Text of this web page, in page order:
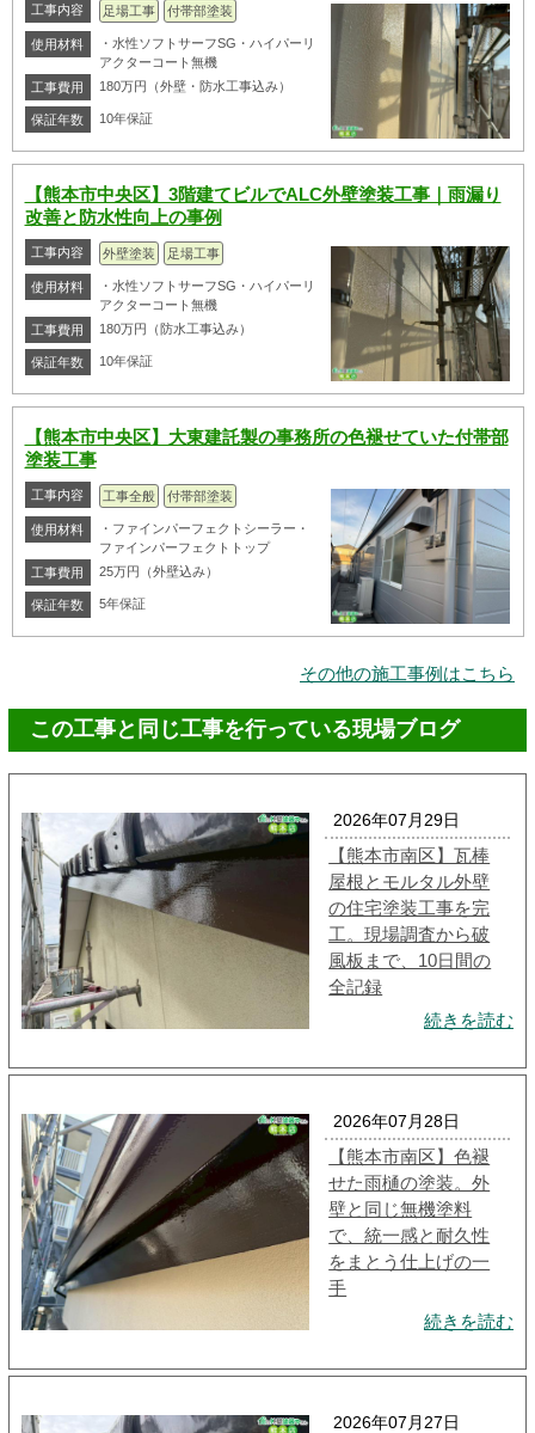
工事内容 足場工事 付帯部塗装
使用材料
・水性ソフトサーフSG・ハイパーリ
アクターコート無機
工事費用
180万円（外壁・防水工事込み）
保証年数 10年保証
【熊本市中央区】3階建てビルでALC外壁塗装工事｜雨漏り
改善と防水性向上の事例
工事内容 外壁塗装 足場工事
使用材料
・水性ソフトサーフSG・ハイパーリ
アクターコート無機
工事費用
180万円（防水工事込み）
保証年数 10年保証
【熊本市中央区】大東建託製の事務所の色褪せていた付帯部
塗装工事
工事内容 工事全般 付帯部塗装
使用材料
・ファインパーフェクトシーラー・
ファインパーフェクトトップ
工事費用
25万円（外壁込み）
保証年数 5年保証
その他の施工事例はこちら
この工事と同じ工事を行っている現場ブログ
2026年07月29日
【熊本市南区】瓦棒
屋根とモルタル外壁
の住宅塗装工事を完
工。現場調査から破
風板まで、10日間の
全記録
続きを読む
2026年07月28日
【熊本市南区】色褪
せた雨樋の塗装。外
壁と同じ無機塗料
で、統一感と耐久性
をまとう仕上げの一
手
続きを読む
2026年07月27日